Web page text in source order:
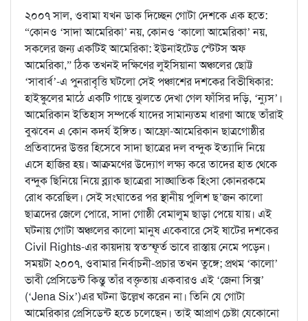
২০০৭ সাল, ওবামা যখন ডাক দিচ্ছেন গোটা দেশকে এক হতে:
“কোনও ‘সাদা আমেরিকা’ নয়, কোনও ‘কালো আমেরিকা’ নয়,
সকলের জন্য একটিই আমেরিকা: ইউনাইটেড স্টেটস অফ
আমেরিকা,” ঠিক তখনই দক্ষিণের লুইসিয়ানা অঞ্চলের ছোট্ট
‘সাবার্ব’-এ পুনরাবৃত্তি ঘটলো সেই পঞ্চাশের দশকের বিভীষিকার:
হাইস্কুলের মাঠে একটি গাছে ঝুলতে দেখা গেল ফাঁসির দড়ি, ‘ন্যুস’।
আমেরিকান ইতিহাস সম্পর্কে যাদের সামান্যতম ধারণা আছে তাঁরাই
বুঝবেন এ কোন কদর্য ইঙ্গিত। আফ্রো-আমেরিকান ছাত্রগোষ্ঠীর
প্রতিবাদের উত্তর হিসেবে সাদা ছাত্রের দল বন্দুক ইত্যাদি নিয়ে
এসে হাজির হয়। আক্রমণের উদ্যোগ লক্ষ্য করে তাদের হাত থেকে
বন্দুক ছিনিয়ে নিয়ে ব্ল্যাক ছাত্রেরা সাঙ্ঘাতিক হিংসা কোনরকমে
রোধ করেছিল। সেই সংঘাতের পর স্থানীয় পুলিশ ছ’জন কালো
ছাত্রদের জেলে পোরে, সাদা গোষ্ঠী বেমালুম ছাড়া পেয়ে যায়। এই
ঘটনায় গোটা অঞ্চলের কালো মানুষ একেবারে সেই ষাটের দশকের
Civil Rights-এর কায়দায় স্বতস্ফূর্ত ভাবে রাস্তায় নেমে পড়েন।
সময়টা ২০০৭, ওবামার নির্বাচনী-প্রচার তখন তুঙ্গে; প্রথম ‘কালো’
ভাবী প্রেসিডেন্ট কিন্তু তাঁর বক্তৃতায় একবারও এই ‘জেনা সিক্স’
(‘Jena Six’)এর ঘটনা উল্লেখ করেন না। তিনি যে গোটা
আমেরিকার প্রেসিডেন্ট হতে চলেছেন। তাই আপ্রাণ চেষ্টা যেকোনো